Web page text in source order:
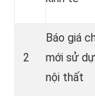
2
Báo giá
mới sử
nội thất